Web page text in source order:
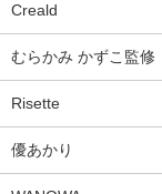
Creald
むらかみ かずこ監修
Risette
優あかり